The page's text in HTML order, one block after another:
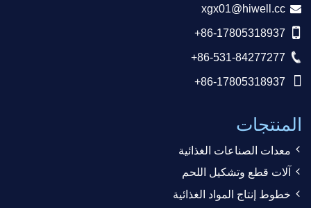
xgx01@hiwell.cc
+86-17805318937
+86-531-84277277
+86-17805318937
المنتجات
معدات الصناعات الغذائية
آلات قطع وتشكيل اللحم
خطوط إنتاج المواد الغذائية